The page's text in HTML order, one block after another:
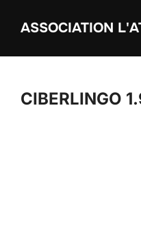
ASSOCIATION
CIBERLINGO